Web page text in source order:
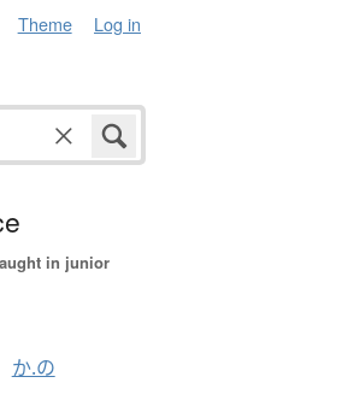
Theme Log in
in junior
か.の